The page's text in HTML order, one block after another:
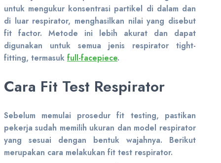
untuk mengukur konsentrasi partikel di dalam dan
di luar respirator, menghasilkan nilai yang disebut
fit factor. Metode ini lebih akurat dan dapat
digunakan untuk semua jenis respirator tight-
fitting, termasuk full-facepiece.
Cara Fit Test Respirator
Sebelum memulai prosedur fit testing, pastikan
pekerja sudah memilih ukuran dan model respirator
yang sesuai dengan bentuk wajahnya. Berikut
merupakan cara melakukan fit test respirator.